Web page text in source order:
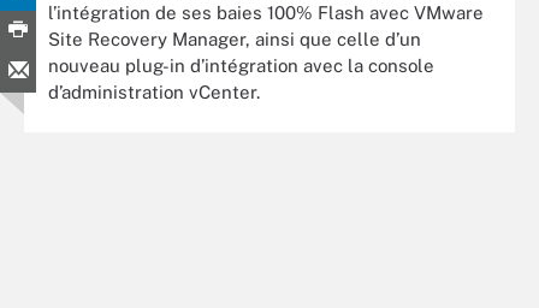
l’intégration de ses baies 100% Flash avec VMware
Site Recovery Manager, ainsi que celle d’un
nouveau plug-in d’intégration avec la console
d’administration vCenter.